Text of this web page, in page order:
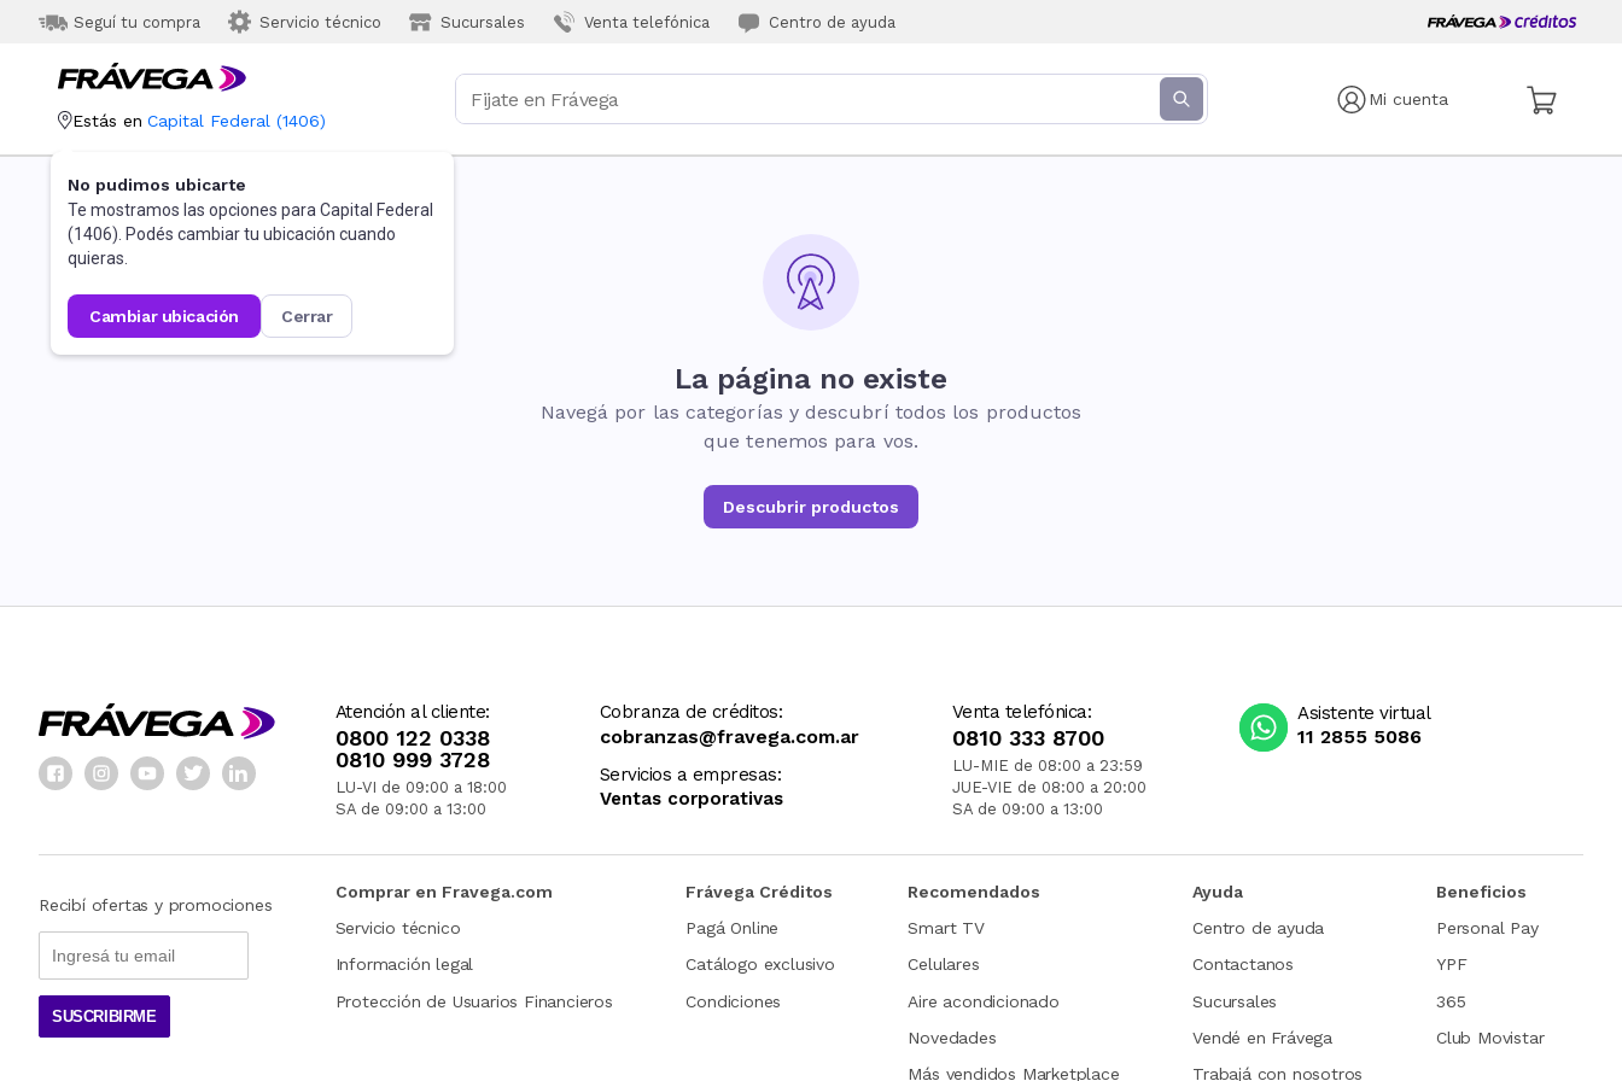
Seguí tu compra Servicio técnico Sucursales Venta telefónica Centro de ayuda
Mi cuenta
Estás en Capital Federal (1406)
No pudimos ubicarte
Te mostramos las opciones para Capital Federal
(1406). Podés cambiar tu ubicación cuando
quieras.
cambiar ubicación cerrar
La página no existe
Navegá por las categorías y descubrí todos los productos
que tenemos para vos.
Descubrir productos
Atención al cliente:
0800 122 0338
0810 999 3728
LU-VI de 09:00 a 18:00
SA de 09:00 a 13:00
Cobranza de créditos:
cobranzas@fravega.com.ar
Servicios a empresas:
Ventas corporativas
Venta telefónica:
0810 333 8700
LU-MIE de 08:00 a 23:59
JUE-VIE de 08:00 a 20:00
SA de 09:00 a 13:00
Asistente virtual
11 2855 5086
Recibí ofertas y promociones
SUSCRIBIRME
Comprar en Fravega.com
Servicio técnico
Información legal
Protección de Usuarios Financieros
Frávega Créditos
Pagá Online
Catálogo exclusivo
Condiciones
Recomendados
Smart TV
Celulares
Aire acondicionado
Novedades
Más vendidos Marketplace
Ayuda
Centro de ayuda
Contactanos
Sucursales
Vendé en Frávega
Trabajá con nosotros
Beneficios
Personal Pay
YPF
365
Club Movistar